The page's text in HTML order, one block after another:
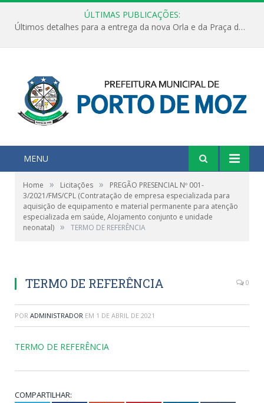
ÚLTIMAS PUBLICAÇÕES:
Últimos detalhes para a entrega da nova Orla e da Praça do Praião
MENU
Home » Licitações »
PREGÃO PRESENCIAL Nº 001-
3/2021/FMS/CPL (Contratação de empresa especializada para
aquisição de equipamento e material permanente para atenção
especializada em saúde, Alojamento conjunto e unidade
neonatal) » TERMO DE REFERÊNCIA
TERMO DE REFERÊNCIA 0
POR ADMINISTRADOR EM 1 DE ABRIL DE 2021
TERMO DE REFERÊNCIA
COMPARTILHAR: